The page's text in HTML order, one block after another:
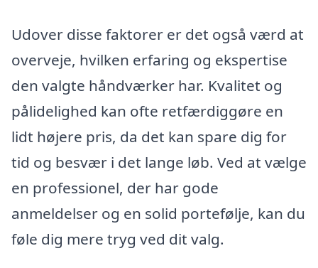
Udover disse faktorer er det også værd at
overveje, hvilken erfaring og ekspertise
den valgte håndværker har. Kvalitet og
pålidelighed kan ofte retfærdiggøre en
lidt højere pris, da det kan spare dig for
tid og besvær i det lange løb. Ved at vælge
en professionel, der har gode
anmeldelser og en solid portefølje, kan du
føle dig mere tryg ved dit valg.